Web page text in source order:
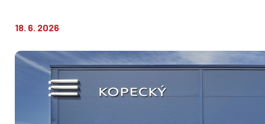
18. 6. 2026